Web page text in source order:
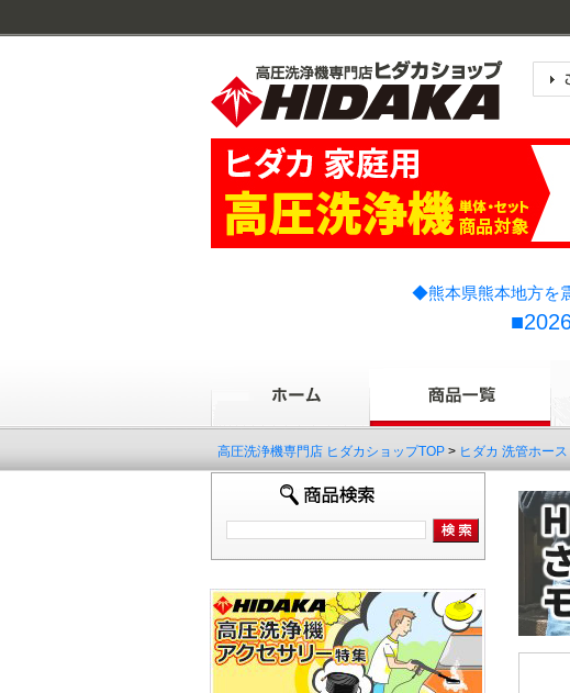
◆熊本県熊本地方を
高圧洗浄機専門店 ヒダカショップTOP > ヒダカ 洗管ホース